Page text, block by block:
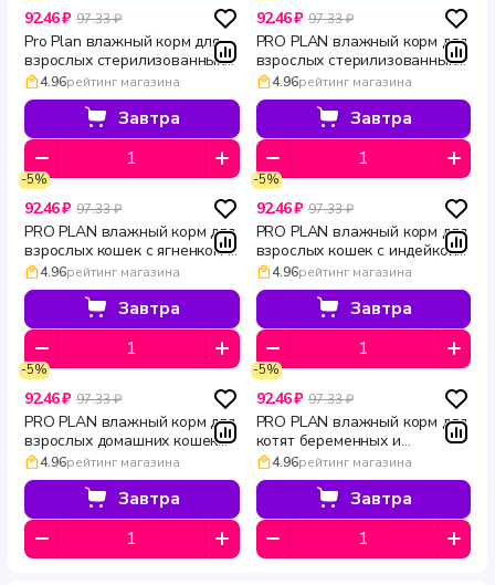
92.46 ₽ 97.33 ₽
Pro Plan влажный корм для
взрослых стерилизованных
кошек с океанической рыбой
в желе Sterilised
MAINTENANCE 85 г
4.96рейтинг магазина
Завтра
92.46 ₽ 97.33 ₽
PRO PLAN влажный корм для
взрослых стерилизованных
кошек с индейкой в желе
Sterilised MAINTENANCE
поддержание защиты 85 г
4.96рейтинг магазина
Завтра
-5%
92.46 ₽ 97.33 ₽
PRO PLAN влажный корм для
взрослых кошек с ягненком в
желе поддержание
естественной защиты
организма MAINTENANCE 85
г
4.96рейтинг магазина
Завтра
-5%
92.46 ₽ 97.33 ₽
PRO PLAN влажный корм для
взрослых кошек с индейкой в
желе поддержание
естественной защиты
организма MAINTENANCE 85
г
4.96рейтинг магазина
Завтра
-5%
92.46 ₽ 97.33 ₽
PRO PLAN влажный корм для
взрослых домашних кошек
для вывода комочков шерсти
с индейкой в желе INDOOR
4.96рейтинг магазина
Завтра
-5%
92.46 ₽ 97.33 ₽
PRO PLAN влажный корм для
котят беременных и
кормящих кошек с курицей в
желе для здорового
развития HEALTHY START 85
г
4.96рейтинг магазина
Завтра